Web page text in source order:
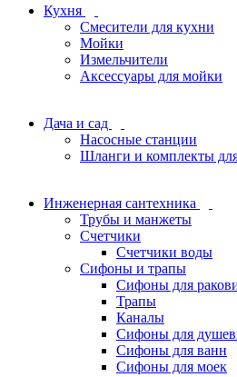
Кухня
Смесители для кухни
Мойки
Измельчители
Аксессуары для мойки
Дача и сад
Насосные станции
Шланги и комплекты
Инженерная сантехника
Трубы и манжеты
Счетчики
Счетчики воды
Сифоны и трапы
Сифоны для
Трапы
Каналы
Сифоны для
Сифоны для ванн
Сифоны для моек